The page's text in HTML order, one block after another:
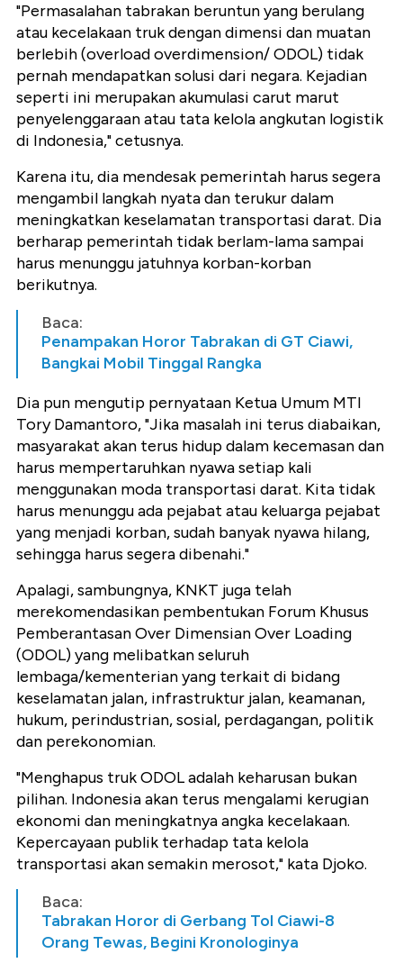
"Permasalahan tabrakan beruntun yang berulang
atau kecelakaan truk dengan dimensi dan muatan
berlebih (overload overdimension/ ODOL) tidak
pernah mendapatkan solusi dari negara. Kejadian
seperti ini merupakan akumulasi carut marut
penyelenggaraan atau tata kelola angkutan logistik
di Indonesia," cetusnya.
Karena itu, dia mendesak pemerintah harus segera
mengambil langkah nyata dan terukur dalam
meningkatkan keselamatan transportasi darat. Dia
berharap pemerintah tidak berlam-lama sampai
harus menunggu jatuhnya korban-korban
berikutnya.
Baca:
Penampakan Horor Tabrakan di GT Ciawi,
Bangkai Mobil Tinggal Rangka
Dia pun mengutip pernyataan Ketua Umum MTI
Tory Damantoro, "Jika masalah ini terus diabaikan,
masyarakat akan terus hidup dalam kecemasan dan
harus mempertaruhkan nyawa setiap kali
menggunakan moda transportasi darat. Kita tidak
harus menunggu ada pejabat atau keluarga pejabat
yang menjadi korban, sudah banyak nyawa hilang,
sehingga harus segera dibenahi."
Apalagi, sambungnya, KNKT juga telah
merekomendasikan pembentukan Forum Khusus
Pemberantasan Over Dimensian Over Loading
(ODOL) yang melibatkan seluruh
lembaga/kementerian yang terkait di bidang
keselamatan jalan, infrastruktur jalan, keamanan,
hukum, perindustrian, sosial, perdagangan, politik
dan perekonomian.
"Menghapus truk ODOL adalah keharusan bukan
pilihan. Indonesia akan terus mengalami kerugian
ekonomi dan meningkatnya angka kecelakaan.
Kepercayaan publik terhadap tata kelola
transportasi akan semakin merosot," kata Djoko.
Baca:
Tabrakan Horor di Gerbang Tol Ciawi-8
Orang Tewas, Begini Kronologinya